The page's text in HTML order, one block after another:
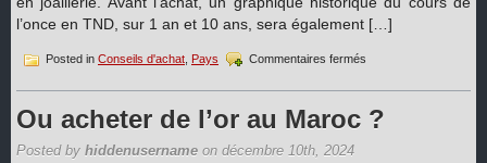
l’once en TND, sur 1 an et 10 ans, sera également […]
Posted in Conseils d'achat Pays Commentaires fermés
d’Or
Physique
en
Ou acheter de l’or au Maroc ?
Posted by hiddenusername on décembre 10th, 2024